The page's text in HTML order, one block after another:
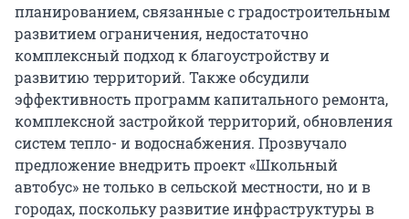
планированием, связанные с градостроительным
развитием ограничения, недостаточно
комплексный подход к благоустройству и
развитию территорий. Также обсудили
эффективность программ капитального ремонта,
комплексной застройкой территорий, обновления
систем тепло- и водоснабжения. Прозвучало
предложение внедрить проект «Школьный
автобус» не только в сельской местности, но и в
городах, поскольку развитие инфраструктуры в